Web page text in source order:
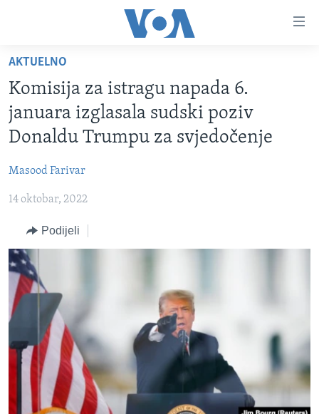
glavni
sadržaj
Pređi
na
glavnu
Idi
na
FOTOGRAFIJE DANA
BOSNA I HERCEGOVINA
SVIJET
NAUKA I TEHNOLOGIJA
SPECIJALNI PROJEKTI
KORUPCIJA
SLOBODA MEDIJA
ŽENSKA STRANA
IZBJEGLIČKA STRANA
MAGAZIN
O GLASU AMERIKE
Learning English
AKTUELNO
Komisija za istragu napada 6.
januara izglasala sudski poziv
Donaldu Trumpu za svjedočenje
Masood Farivar
14 oktobar, 2022
Podijeli